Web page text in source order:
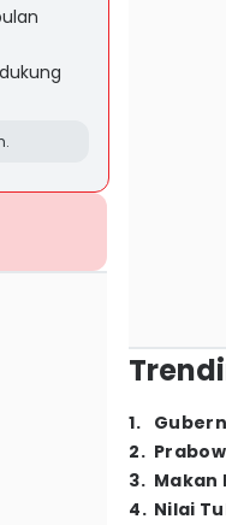
1.
2.
3. Makan
4. Nilai